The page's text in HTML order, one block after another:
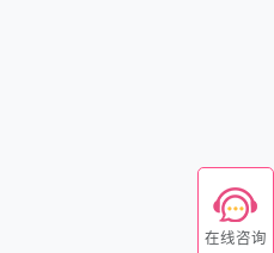
在线咨询